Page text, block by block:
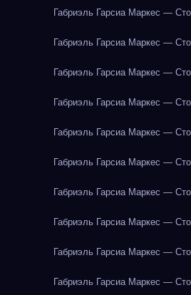
Габриэль Гарсиа Маркес —
Габриэль Гарсиа Маркес —
Габриэль Гарсиа Маркес —
Габриэль Гарсиа Маркес —
Габриэль Гарсиа Маркес —
Габриэль Гарсиа Маркес —
Габриэль Гарсиа Маркес —
Габриэль Гарсиа Маркес —
Габриэль Гарсиа Маркес —
Габриэль Гарсиа Маркес —